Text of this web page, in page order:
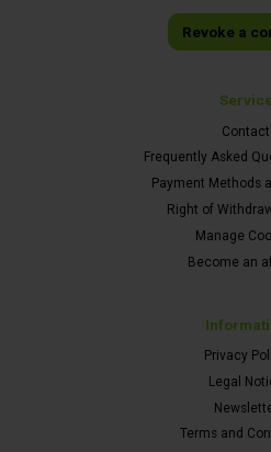
Revoke a
Service
Contact
Frequently Asked
Payment Methods
Right of
Manage
Become an
Privacy
Legal
Terms and